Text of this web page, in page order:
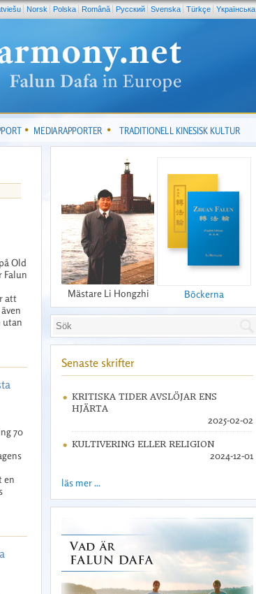
Norsk Polska Română Pусский Svenska Türkçe Yкраїнська
MEDIARAPPORTER TRADITIONELL KINESISK KULTUR
Old
Falun
att
utan
70
en
Mästare Li Hongzhi Böckerna
Senaste skrifter
KRITISKA TIDER AVSLÖJAR ENS
HJÄRTA
2025-02-02
KULTIVERING ELLER RELIGION
2024-12-01
läs mer ...